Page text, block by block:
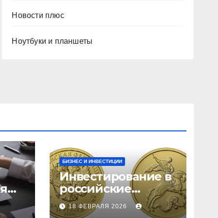
Новости плюс
Ноутбуки и планшеты
БИЗНЕС И ИНВЕСТИЦИИ
Инвестирование в
российские
золотые монеты:
подробное
18 ФЕВРАЛЯ 2026